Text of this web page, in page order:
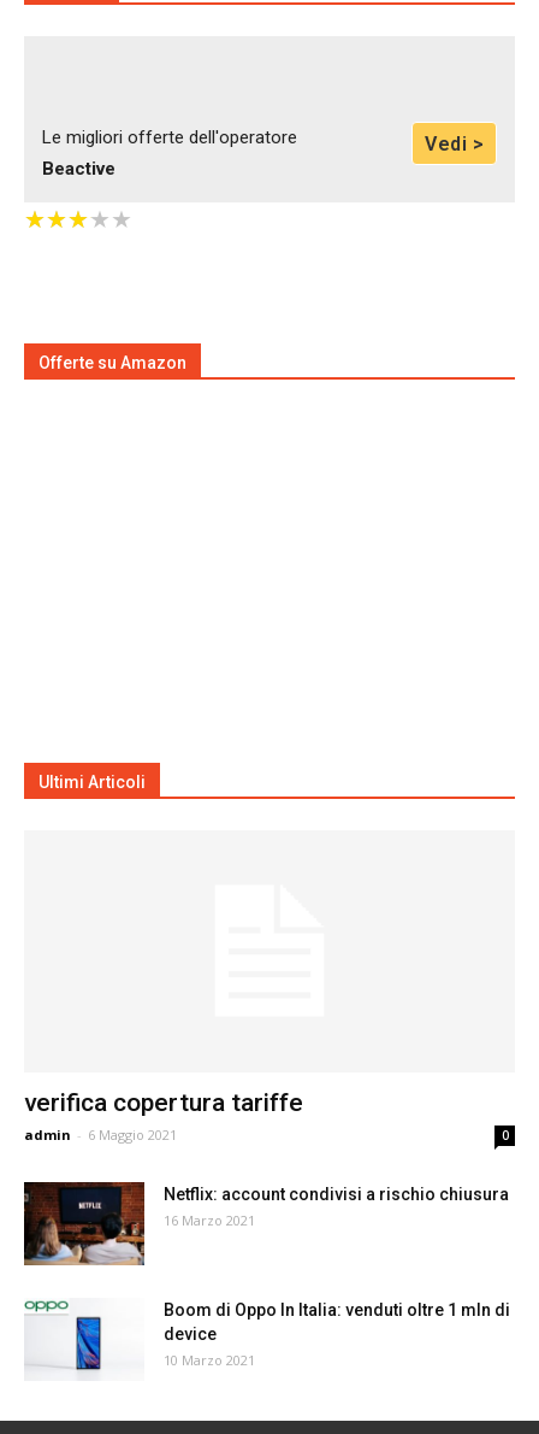
Le migliori offerte dell'operatore
Beactive
Vedi >
★★★★★
★★★★★
Offerte su Amazon
Ultimi Articoli
verifica copertura tariffe
admin - 6 Maggio 2021 0
Netflix: account condivisi a rischio chiusura
16 Marzo 2021
Boom di Oppo In Italia: venduti oltre 1 mln di
device
10 Marzo 2021